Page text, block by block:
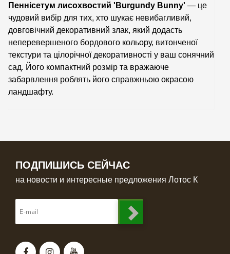
Пеннісетум лисохвостий 'Burgundy Bunny' — це
чудовий вибір для тих, хто шукає невибагливий,
довговічний декоративний злак, який додасть
неперевершеного бордового кольору, витонченої
текстури та цілорічної декоративності у ваш сонячний
сад. Його компактний розмір та вражаюче
забарвлення роблять його справжньою окрасою
ландшафту.
ПОДПИШИСЬ СЕЙЧАС
на новости и интересные предложения Лотос К